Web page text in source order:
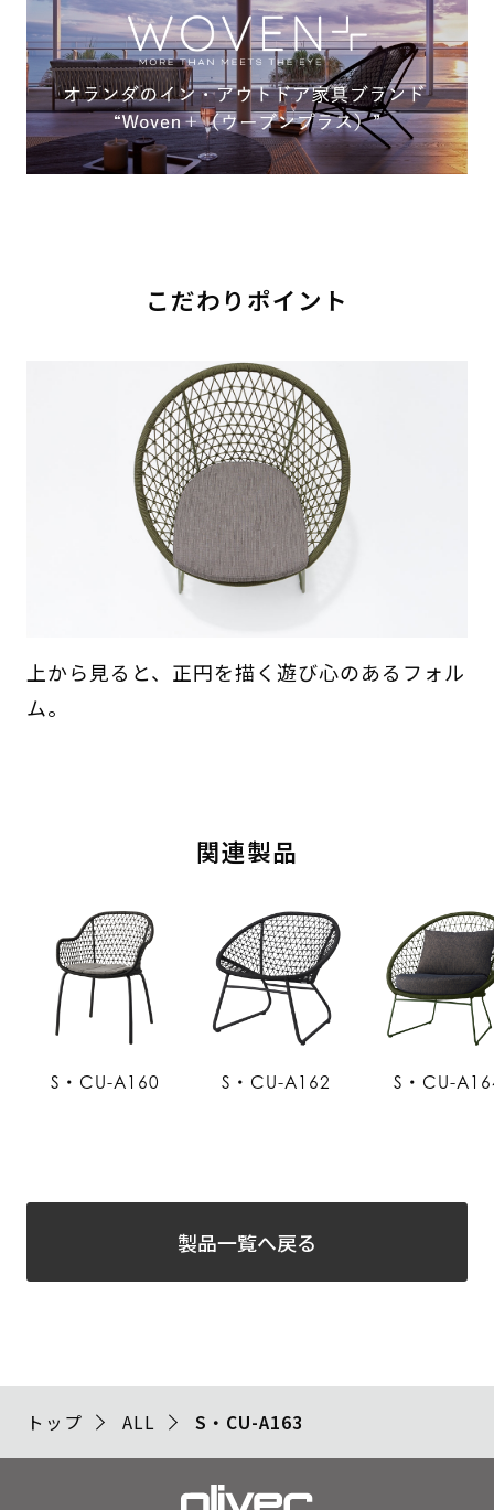
こだわりポイント
上から見ると、正円を描く遊び心のあるフォル
ム。
関連製品
S・CU-A160 S・CU-A162 S・CU-
製品一覧へ戻る
トップ ALL S・CU-A163